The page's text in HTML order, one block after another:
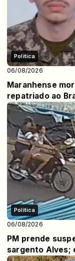
Politica
06/08/2026
Maranhense
repatriado ao
Politica
06/08/2026
PM prende
sargento Alves;